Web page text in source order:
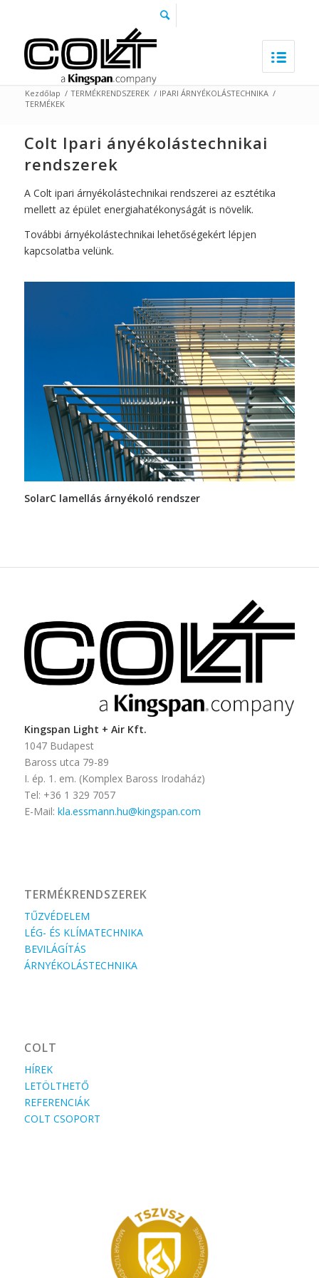
Kezdőlap / TERMÉKRENDSZEREK / IPARI ÁRNYÉKOLÁSTECHNIKA /
TERMÉKEK
Colt Ipari ányékolástechnikai
rendszerek
A Colt ipari árnyékolástechnikai rendszerei az esztétika
mellett az épület energiahatékonyságát is növelik.
További árnyékolástechnikai lehetőségekért lépjen
kapcsolatba velünk.
SolarC lamellás árnyékoló rendszer
Kingspan Light + Air Kft.
1047 Budapest
Baross utca 79-89
I. ép. 1. em. (Komplex Baross Irodaház)
Tel: +36 1 329 7057
E-Mail: kla.essmann.hu@kingspan.com
TERMÉKRENDSZEREK
TŰZVÉDELEM
LÉG- ÉS KLÍMATECHNIKA
BEVILÁGÍTÁS
ÁRNYÉKOLÁSTECHNIKA
COLT
HÍREK
LETÖLTHETŐ
REFERENCIÁK
COLT CSOPORT